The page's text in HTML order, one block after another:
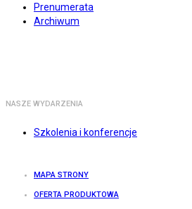
Prenumerata
Archiwum
NASZE WYDARZENIA
Szkolenia i konferencje
MAPA STRONY
OFERTA PRODUKTOWA